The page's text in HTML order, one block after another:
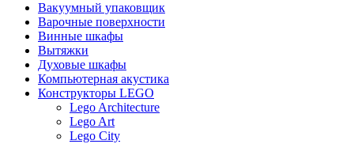
Вакуумный упаковщик
Варочные поверхности
Винные шкафы
Вытяжки
Духовые шкафы
Компьютерная акустика
Конструкторы LEGO
Lego Architecture
Lego Art
Lego City